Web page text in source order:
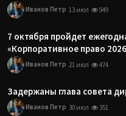
Иванов Петр 13 июл 949
7 октября пройдет
«Корпоративное право
Иванов Петр 21 июл 474
Задержаны глава совета
Иванов Петр 30 июл 351